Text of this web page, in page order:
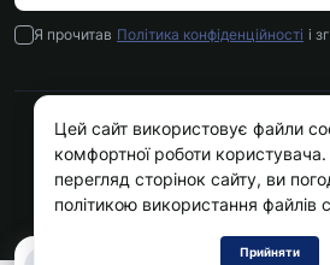
0
Я прочитав Політика конфіденційності і
Kokos.com.ua ©
Цей сайт використовує файли
комфортної роботи
перегляд сторінок сайту, ви
політикою використання файлів
Прийняти